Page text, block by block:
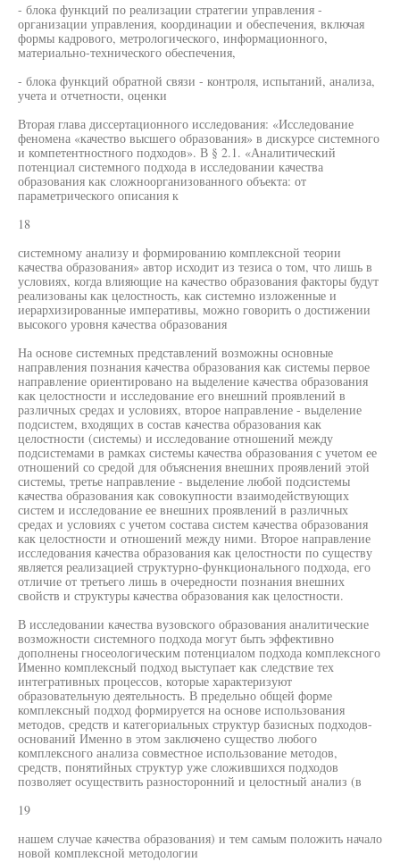
- блока функций по реализации стратегии управления -
организации управления, координации и обеспечения, включая
формы кадрового, метрологического, информационного,
материально-технического обеспечения,
- блока функций обратной связи - контроля, испытаний, анализа,
учета и отчетности, оценки
Вторая глава диссертационного исследования: «Исследование
феномена «качество высшего образования» в дискурсе системного
и компетентностного подходов». В § 2.1. «Аналитический
потенциал системного подхода в исследовании качества
образования как сложноорганизованного объекта: от
параметрического описания к
18
системному анализу и формированию комплексной теории
качества образования» автор исходит из тезиса о том, что лишь в
условиях, когда влияющие на качество образования факторы будут
реализованы как целостность, как системно изложенные и
иерархизированные императивы, можно говорить о достижении
высокого уровня качества образования
На основе системных представлений возможны основные
направления познания качества образования как системы первое
направление ориентировано на выделение качества образования
как целостности и исследование его внешний проявлений в
различных средах и условиях, второе направление - выделение
подсистем, входящих в состав качества образования как
целостности (системы) и исследование отношений между
подсистемами в рамках системы качества образования с учетом ее
отношений со средой для объяснения внешних проявлений этой
системы, третье направление - выделение любой подсистемы
качества образования как совокупности взаимодействующих
систем и исследование ее внешних проявлений в различных
средах и условиях с учетом состава систем качества образования
как целостности и отношений между ними. Второе направление
исследования качества образования как целостности по существу
является реализацией структурно-функционального подхода, его
отличие от третьего лишь в очередности познания внешних
свойств и структуры качества образования как целостности.
В исследовании качества вузовского образования аналитические
возможности системного подхода могут быть эффективно
дополнены гносеологическим потенциалом подхода комплексного
Именно комплексный подход выступает как следствие тех
интегративных процессов, которые характеризуют
образовательную деятельность. В предельно общей форме
комплексный подход формируется на основе использования
методов, средств и категориальных структур базисных подходов-
оснований Именно в этом заключено существо любого
комплексного анализа совместное использование методов,
средств, понятийных структур уже сложившихся подходов
позволяет осуществить разносторонний и целостный анализ (в
19
нашем случае качества образования) и тем самым положить начало
новой комплексной методологии